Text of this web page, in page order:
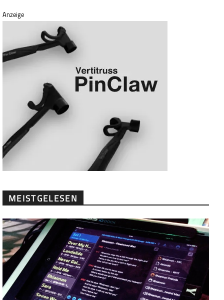
Anzeige
MEISTGELESEN